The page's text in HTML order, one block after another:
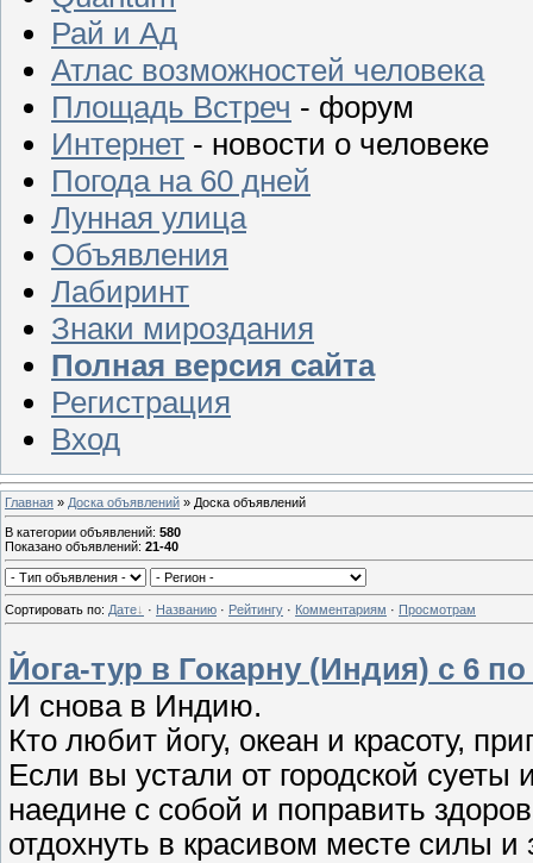
Рай и Ад
Атлас возможностей человека
Площадь Встреч - форум
Интернет - новости о человеке
Погода на 60 дней
Лунная улица
Объявления
Лабиринт
Знаки мироздания
Полная версия сайта
Регистрация
Вход
Главная » Доска объявлений » Доска объявлений
В категории объявлений: 580
Показано объявлений: 21-40
Сортировать по: Дате · Названию · Рейтингу · Комментариям · Просмотрам
Йога-тур в Гокарну (Индия) с 6 по
И снова в Индию.
Кто любит йогу, океан и красоту,
Если вы устали от городской суеты
наедине с собой и поправить
отдохнуть в красивом месте силы и